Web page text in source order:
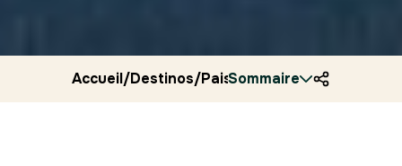
Accueil/Destinos/Paises bajos/Ryocity
Sommaire